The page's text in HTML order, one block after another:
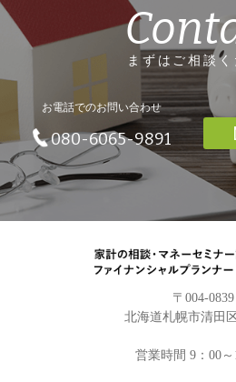
まずはご相談く
お電話でのお問い合わせ
080-6065-9891
〒004-0839
北海道札幌市清田
営業時間 9：00～